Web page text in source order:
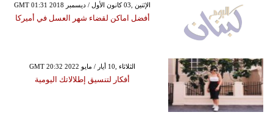
GMT 01:31 2018 الإثنين ,03 كانون الأول / ديسمبر
أفضل اماكن لقضاء شهر العسل في أميركا
GMT 20:32 2022 الثلاثاء ,10 أيار / مايو
أفكار لتنسيق إطلالاتك اليومية